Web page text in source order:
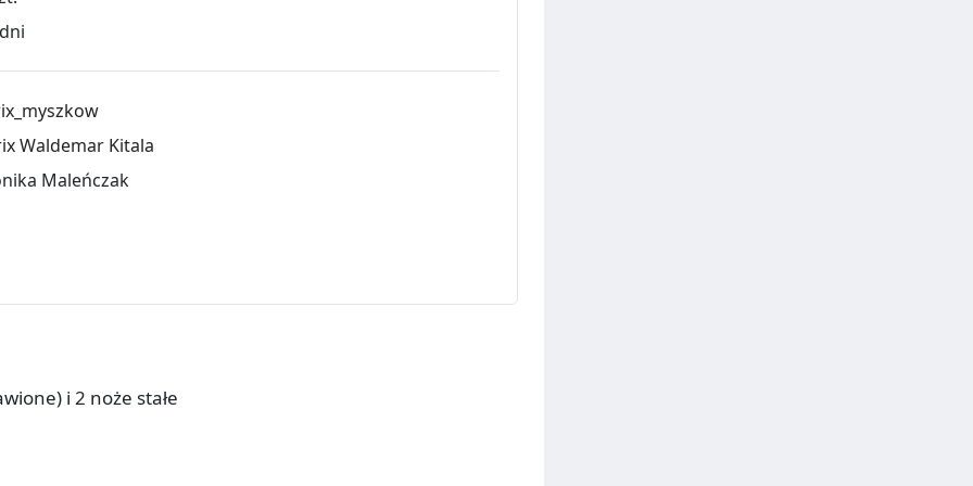
Waldemar Kitala
Maleńczak
i 2 noże stałe